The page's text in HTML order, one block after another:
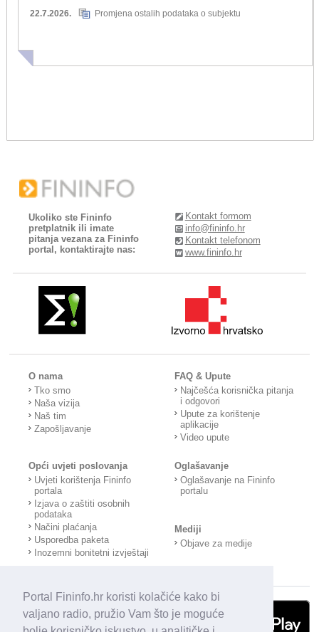
Portal Fininfo.hr koristi kolačiće kako bi
valjano radio, pružio Vam što je moguće
22.7.2026. Promjena ostalih podataka o subjektu
Ukoliko ste Fininfo
pretplatnik ili imate
pitanja vezana za Fininfo
portal, kontaktirajte nas:
Kontakt formom
info@fininfo.hr
Kontakt telefonom
www.fininfo.hr
O nama
Tko smo
Naša vizija
Naš tim
Zapošljavanje
FAQ & Upute
Najčešća korisnička pitanja
i odgovori
Upute za korištenje
aplikacije
Video upute
Opći uvjeti poslovanja
Uvjeti korištenja Fininfo
portala
Izjava o zaštiti osobnih
podataka
Načini plaćanja
Usporedba paketa
Inozemni bonitetni izvještaji
Oglašavanje
Oglašavanje na Fininfo
portalu
Mediji
Objave za medije